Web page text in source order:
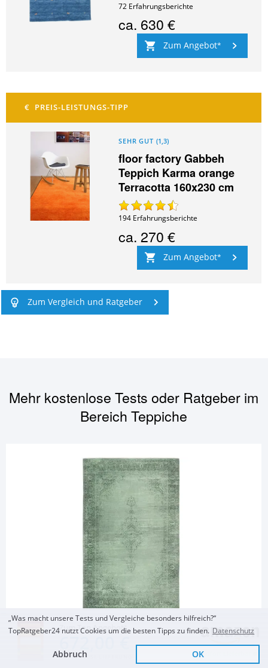
Zum Top Angebot
KOSTENLOSE LIEFERUNG Sofort Lieferbar
72 Erfahrungsberichte
ca. 630 €
Zum Angebot
SEHR GUT (1,3)
floor factory Gabbeh
Teppich Karma orange
Terracotta 160x230 cm
194 Erfahrungsberichte
ca. 270 €
Zum Angebot
Zum Vergleich und Ratgeber
Mehr kostenlose Tests oder Ratgeber im
BereichTeppiche
Kelim Teppich
Natur Teppich Natur Teppich
„Was macht unsere Tests und Vergleiche besonders hilfreich?“
TopRatgeber24 nutzt Cookies um die besten Tipps zu finden. Datenschutz
Abbruch OK